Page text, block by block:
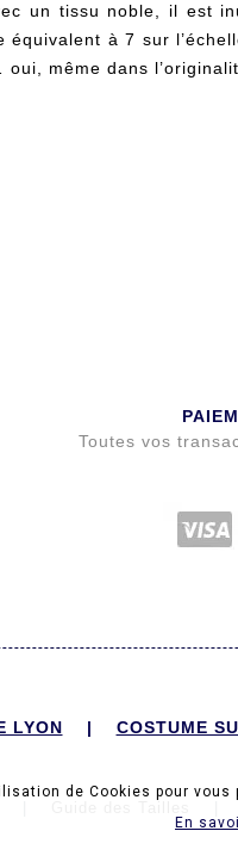
un tissu noble, il est
équivalent à 7 sur
même dans
Toutes vos
LYON | COSTUME
de Cookies pour
En